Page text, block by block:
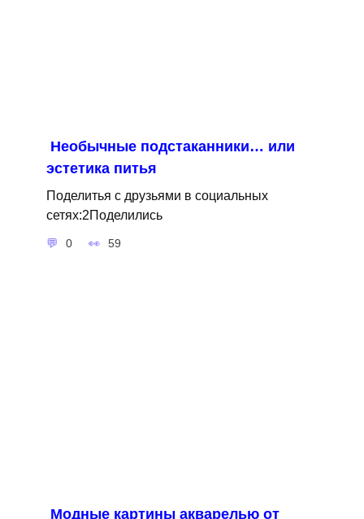
Необычные подстаканники… или
эстетика питья
Поделитья с друзьями в социальных
сетях:2Поделились
0 59
Модные картины акварелью от